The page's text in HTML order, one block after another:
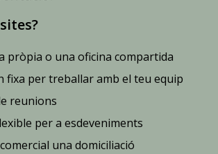
pròpia o una oficina compartida
fixa per treballar amb el teu equip
reunions
per a esdeveniments
una domiciliació